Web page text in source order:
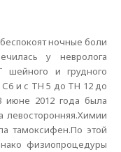
ночные боли
у невролога
шейного и грудного
С6 и с ТН 5 до ТН 12 до
июне 2012 года была
левосторонняя.Химии
тамоксифен.По этой
физиопроцедуры